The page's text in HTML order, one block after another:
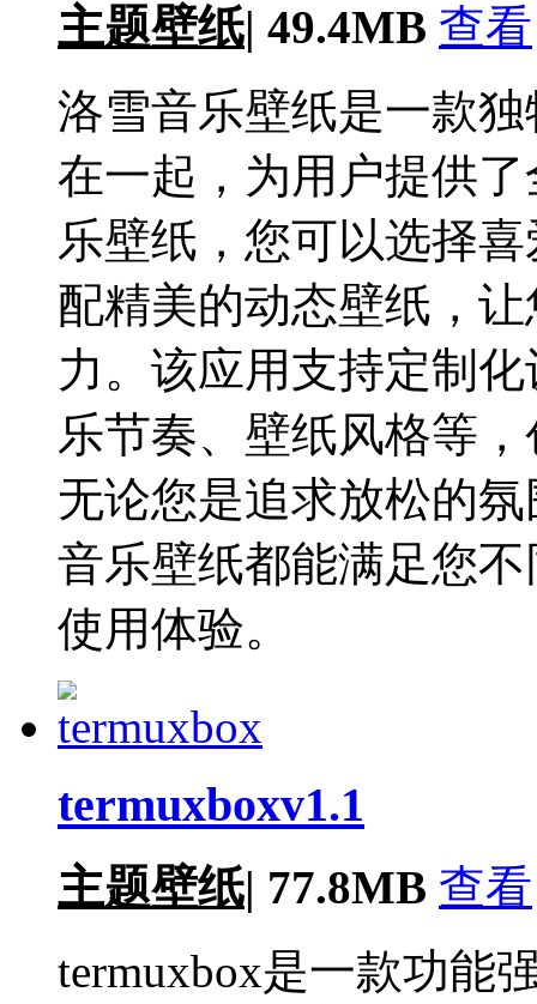
主题壁纸| 49.4MB 查看
洛雪音乐壁纸是一款
在一起，为用户提供
乐壁纸，您可以选择
配精美的动态壁纸，
力。该应用支持定制
乐节奏、壁纸风格等
无论您是追求放松的
音乐壁纸都能满足您
使用体验。
termuxboxv1.1
主题壁纸| 77.8MB 查看
termuxbox是一款功能